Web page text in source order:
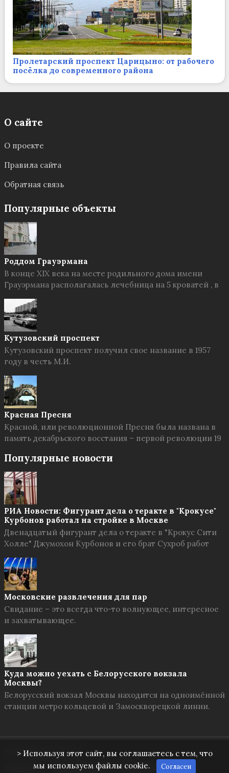
Пролетарский проспект Царицыно: от рабочего
посёлка до современного района
О сайте
О проекте
Правила сайта
Обратная связь
Популярные объекты
Роддом Грауэрмана
В конце XIX века на месте родильного дома имени
Грауэрмана располагалась лечебница на 5 кроватей , в
Кутузовский проспект
Кутузовский проспект получил свое название в 1957
году в честь М.И.
Красная Пресня
Красной, или революционной Пресня была названа в
память декабрьского восстания – первой революции 19
Популярные новости
РИА Новости: Фигурант дела о теракте в "Крокусе"
Курбонов работал на стройке в Москве
Двенадцатый фигурант дела о теракте в "Крокус Сити
Холле" Джумохон Курбонов и его брат Сухроб работ
Московские развлечения для пар
Свидание – это всегда что-то волнующее, интересное
и захватывающее.
Куда можно уехать с Белорусского вокзала
Москвы?
Белорусский вокзал Москвы находится на одноимённой
станции метро кольцевой и Замоскворецкой линии.
Твоя Москва © 2026
О проекте
Правила сайта Обратная связь
> Используя этот сайт, вы соглашаетесь с тем, что
мы используем файлы cookie.
Согласен